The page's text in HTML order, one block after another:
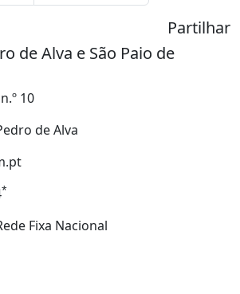
Partilhar
de Alva e São Paio de
10
de Alva
*
Fixa Nacional